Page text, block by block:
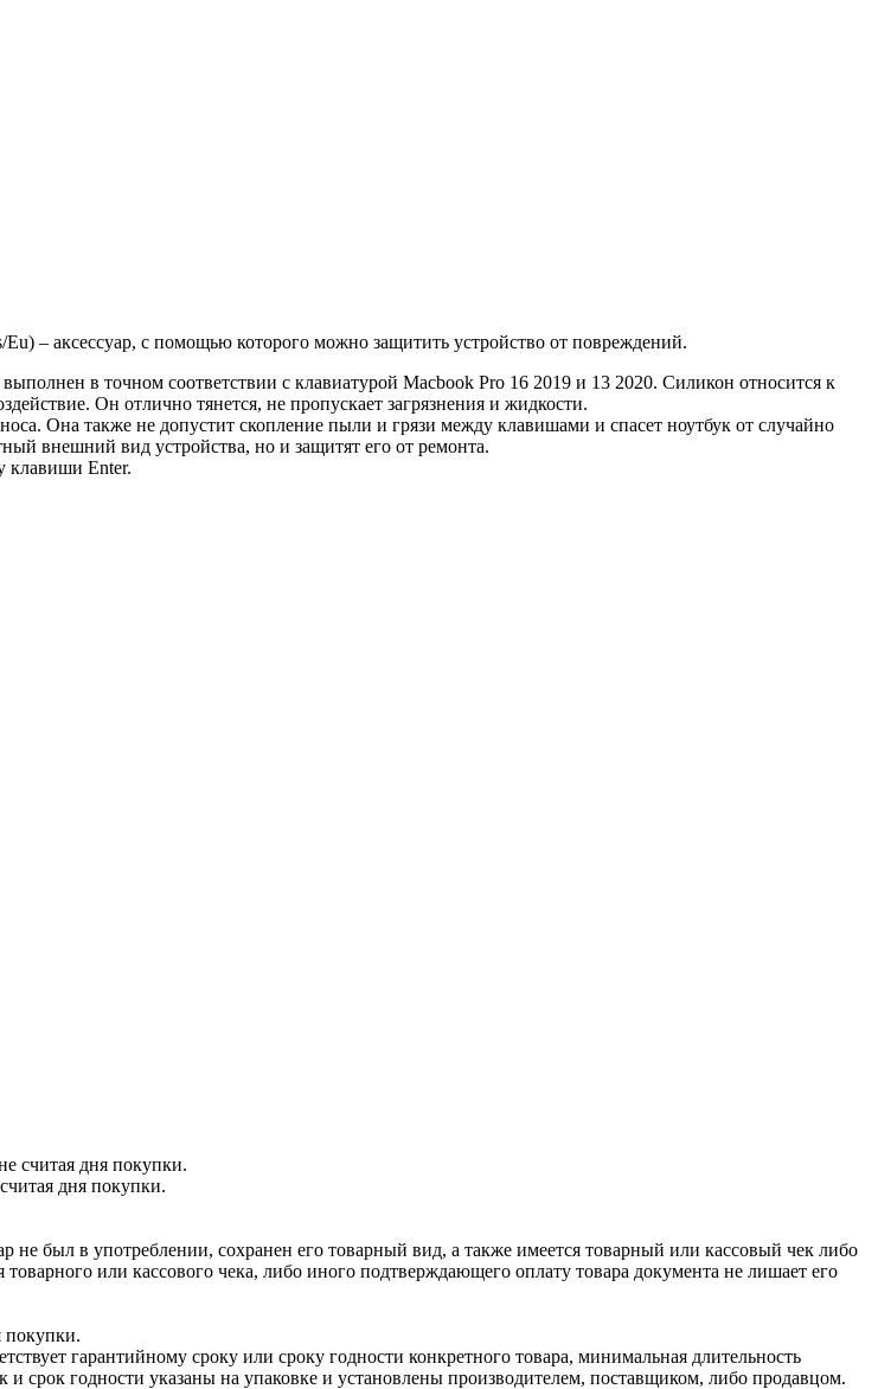
– аксессуар, с помощью которого можно защитить устройство от повреждений.
в точном соответствии с клавиатурой Macbook Pro 16 2019 и 13 2020. Силикон относится к
Он отлично тянется, не пропускает загрязнения и жидкости.
Она также не допустит скопление пыли и грязи между клавишами и спасет ноутбук от случайно
внешний вид устройства, но и защитят его от ремонта.
клавиши Enter.
считая дня покупки.
дня покупки.
не был в употреблении, сохранен его товарный вид, а также имеется товарный или кассовый чек либо
или кассового чека, либо иного подтверждающего оплату товара документа не лишает его
покупки.
гарантийному сроку или сроку годности конкретного товара, минимальная длительность
срок годности указаны на упаковке и установлены производителем, поставщиком, либо продавцом.